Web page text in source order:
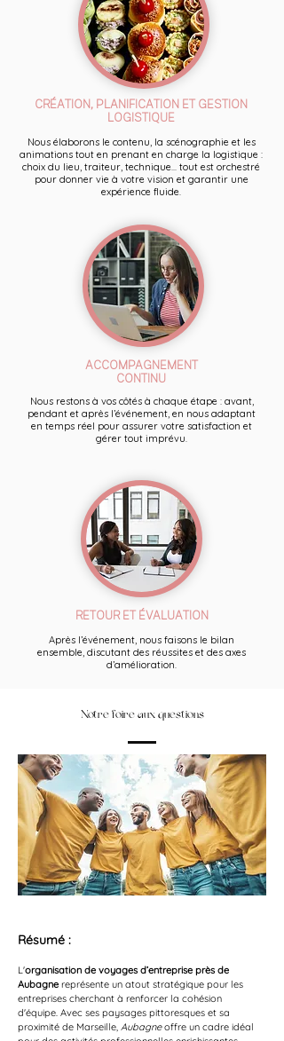
CRÉATION, PLANIFICATION ET GESTION
LOGISTIQUE
Nous élaborons le contenu, la scénographie et les
animations tout en prenant en charge la logistique :
choix du lieu, traiteur, technique... tout est orchestré
pour donner vie à votre vision et garantir une
expérience fluide.
ACCOMPAGNEMENT
CONTINU
Nous restons à vos côtés à chaque étape : avant,
pendant et après l’événement, en nous adaptant
en temps réel pour assurer votre satisfaction et
gérer tout imprévu.
RETOUR ET ÉVALUATION
Après l’événement, nous faisons le bilan
ensemble, discutant des réussites et des axes
d’amélioration.
Notre foire aux questions
Résumé :
L'organisation de voyages d’entreprise près de
Aubagne représente un atout stratégique pour les
entreprises cherchant à renforcer la cohésion
d'équipe. Avec ses paysages pittoresques et sa
proximité de Marseille, Aubagne offre un cadre idéal